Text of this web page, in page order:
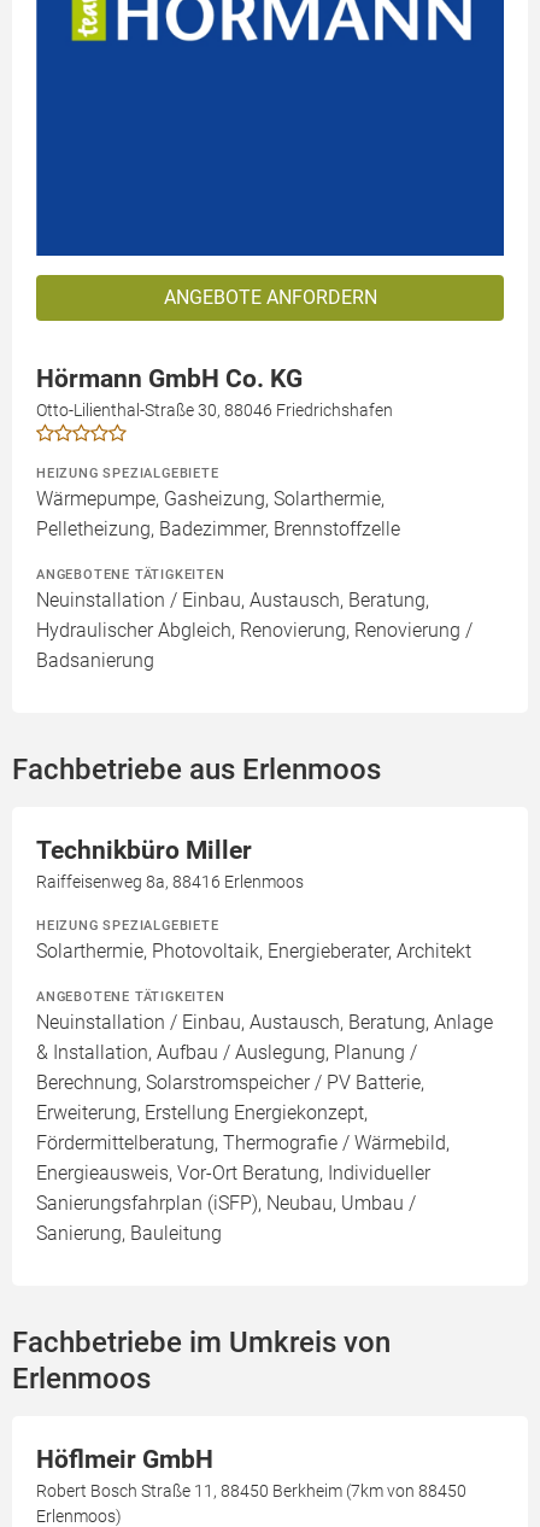
ANGEBOTE ANFORDERN
Hörmann GmbH Co. KG
Otto-Lilienthal-Straße 30, 88046 Friedrichshafen
HEIZUNG SPEZIALGEBIETE
Wärmepumpe, Gasheizung, Solarthermie,
Pelletheizung, Badezimmer, Brennstoffzelle
ANGEBOTENE TÄTIGKEITEN
Neuinstallation / Einbau, Austausch, Beratung,
Hydraulischer Abgleich, Renovierung, Renovierung /
Badsanierung
Fachbetriebe aus Erlenmoos
Technikbüro Miller
Raiffeisenweg 8a, 88416 Erlenmoos
HEIZUNG SPEZIALGEBIETE
Solarthermie, Photovoltaik, Energieberater, Architekt
ANGEBOTENE TÄTIGKEITEN
Neuinstallation / Einbau, Austausch, Beratung, Anlage
& Installation, Aufbau / Auslegung, Planung /
Berechnung, Solarstromspeicher / PV Batterie,
Erweiterung, Erstellung Energiekonzept,
Fördermittelberatung, Thermografie / Wärmebild,
Energieausweis, Vor-Ort Beratung, Individueller
Sanierungsfahrplan (iSFP), Neubau, Umbau /
Sanierung, Bauleitung
Fachbetriebe im Umkreis von
Erlenmoos
Höflmeir GmbH
Robert Bosch Straße 11, 88450 Berkheim (7km von 88450
Erlenmoos)